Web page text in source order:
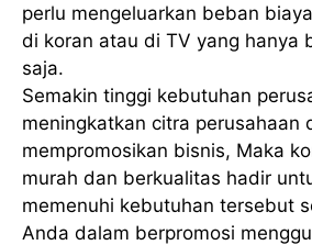
perlu mengeluarkan beban
di koran atau di TV yang hanya
saja.
Semakin tinggi kebutuhan
meningkatkan citra perusahaan
mempromosikan bisnis, Maka
murah dan berkualitas hadir
memenuhi kebutuhan tersebut
Anda dalam berpromosi